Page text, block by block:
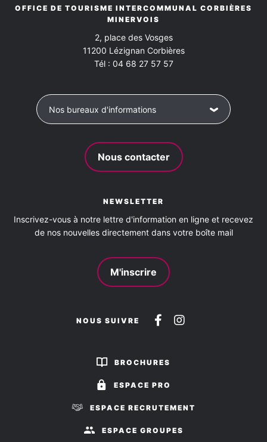
OFFICE DE TOURISME INTERCOMMUNAL CORBIÈRES
MINERVOIS
2, place des Vosges
11200 Lézignan Corbières
Tél : 04 68 27 57 57
Nos bureaux d'informations
Nous contacter
NEWSLETTER
Inscrivez-vous à notre lettre d'information en ligne et recevez
de nos nouvelles directement dans votre boîte mail
M'inscrire
NOUS SUIVRE
Suivez-
sur
Suivez-
BROCHURES
ESPACE PRO
ESPACE RECRUTEMENT
ESPACE GROUPES